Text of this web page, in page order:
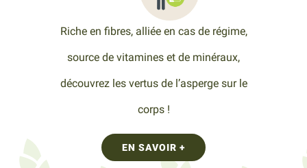
Riche en fibres, alliée en cas de régime,
source de vitamines et de minéraux,
découvrez les vertus de l’asperge sur le
corps !
EN SAVOIR +